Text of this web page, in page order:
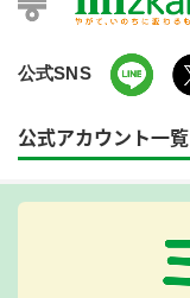
公式SNS
公式アカウント一覧